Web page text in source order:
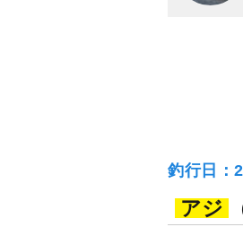
釣行日：
アジ